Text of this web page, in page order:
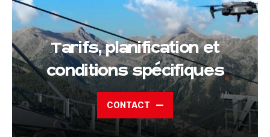
Tarifs, planification et
conditions spécifiques
CONTACT